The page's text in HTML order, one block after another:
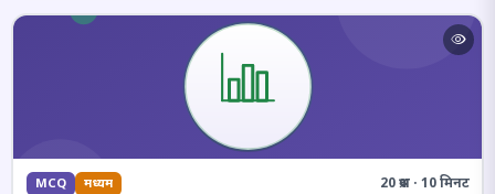
MCQ मध्यम 20 प्रश्न · 10 मिनट